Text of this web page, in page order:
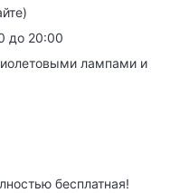
до 20:00
лампами и
бесплатная!